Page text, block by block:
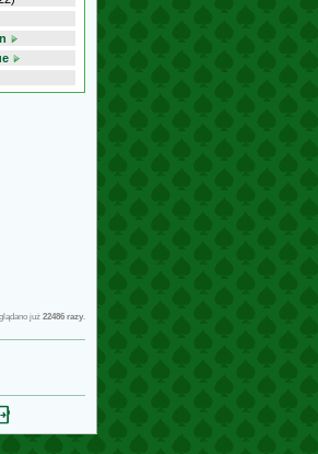
już 22486 razy.